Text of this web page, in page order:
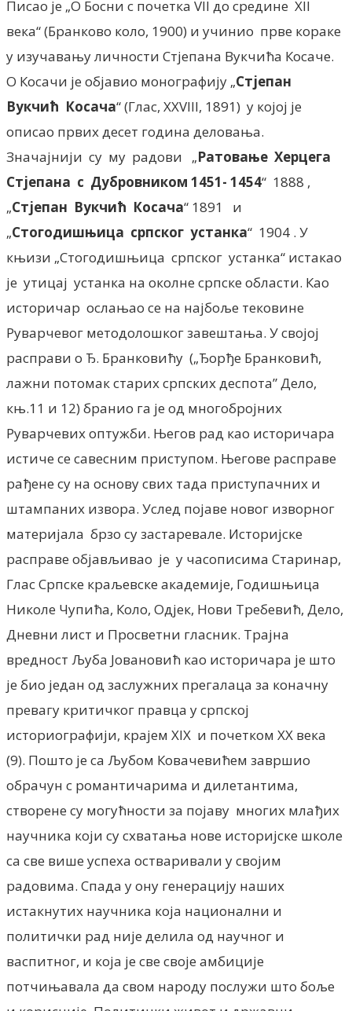
Писао је „О Босни с почетка VII до средине XII
века“ (Бранково коло, 1900) и учинио прве кораке
у изучавању личности Стјепана Вукчића Косаче.
О Косачи је објавио монографију „Стјепан
Вукчић Косача“ (Глас, XXVIII, 1891) у којој је
описао првих десет година деловања.
Значајнији су му радови „Ратовање Херцега
Стјепана с Дубровником 1451- 1454“ 1888 ,
„Стјепан Вукчић Косача“ 1891 и
„Стогодишњица српског устанка“ 1904 . У
књизи „Стогодишњица српског устанка“ истакао
је утицај устанка на околне српске области. Као
историчар ослањао се на најбоље тековине
Руварчевог методолошког завештања. У својој
расправи о Ђ. Бранковићу („Ђорђе Бранковић,
лажни потомак старих српских деспота” Дело,
књ.11 и 12) бранио га је од многобројних
Руварчевих оптужби. Његов рад као историчара
истиче се савесним приступом. Његове расправе
рађене су на основу свих тада приступачних и
штампаних извора. Услед појаве новог изворног
материјала брзо су застаревале. Историјске
расправе објављивао је у часописима Старинар,
Глас Српске краљевске академије, Годишњица
Николе Чупића, Коло, Одјек, Нови Требевић, Дело,
Дневни лист и Просветни гласник. Трајна
вредност Љуба Јовановић као историчара је што
је био један од заслужних прегалаца за коначну
превагу критичког правца у српској
историографији, крајем XIX и почетком XX века
(9). Пошто је са Љубом Ковачевићем завршио
обрачун с романтичарима и дилетантима,
створене су могућности за појаву многих млађих
научника који су схватања нове историјске школе
са све више успеха остваривали у својим
радовима. Спада у ону генерацију наших
истакнутих научника која национални и
политички рад није делила од научног и
васпитног, и која је све своје амбиције
потчињавала да свом народу послужи што боље